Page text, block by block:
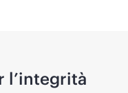
l’integrità